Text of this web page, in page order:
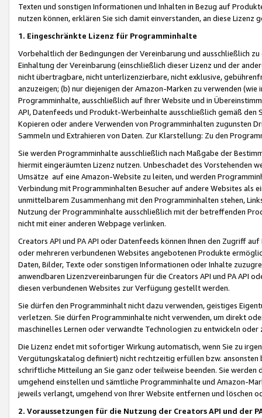
Texten und sonstigen Informationen und Inhalten in Bezug auf
nutzen können, erklären Sie sich damit einverstanden, an diese Lizenz
1. Eingeschränkte Lizenz für Programminhalte
Vorbehaltlich der Bedingungen der Vereinbarung und ausschließlich
Einhaltung der Vereinbarung (einschließlich dieser Lizenz und der
nicht übertragbare, nicht unterlizenzierbare, nicht exklusive,
anzuzeigen; (b) nur diejenigen der Amazon-Marken zu verwenden
Programminhalte, ausschließlich auf Ihrer Website und in
API, Datenfeeds und Produkt-Werbeinhalte ausschließlich gemäß
Kopieren oder andere Verwenden von Programminhalten zugunsten
Sammeln und Extrahieren von Daten. Zur Klarstellung: Zu den
Sie werden Programminhalte ausschließlich nach Maßgabe der
hiermit eingeräumten Lizenz nutzen. Unbeschadet des Vorstehenden
Umsätze auf eine Amazon-Website zu leiten, und werden
Verbindung mit Programminhalten Besucher auf andere Websites als
unmittelbarem Zusammenhang mit den Programminhalten stehen,
Nutzung der Programminhalte ausschließlich mit der betreffenden
nicht mit einer anderen Webpage verlinken.
Creators API und PA API oder Datenfeeds können Ihnen den Zugriff
oder mehreren verbundenen Websites angebotenen Produkte
Daten, Bilder, Texte oder sonstigen Informationen oder Inhalte
anwendbaren Lizenzvereinbarungen für die Creators API und PA API
diesen verbundenen Websites zur Verfügung gestellt werden.
Sie dürfen den Programminhalt nicht dazu verwenden, geistiges
verletzen. Sie dürfen Programminhalte nicht verwenden, um direkt
maschinelles Lernen oder verwandte Technologien zu entwickeln
Die Lizenz endet mit sofortiger Wirkung automatisch, wenn Sie zu
Vergütungskatalog definiert) nicht rechtzeitig erfüllen bzw. ansonsten
schriftliche Mitteilung an Sie ganz oder teilweise beenden. Sie werden
umgehend einstellen und sämtliche Programminhalte und Amazon-
jeweils verlangt, umgehend von Ihrer Website entfernen und löschen
2. Voraussetzungen für die Nutzung der Creators API und der